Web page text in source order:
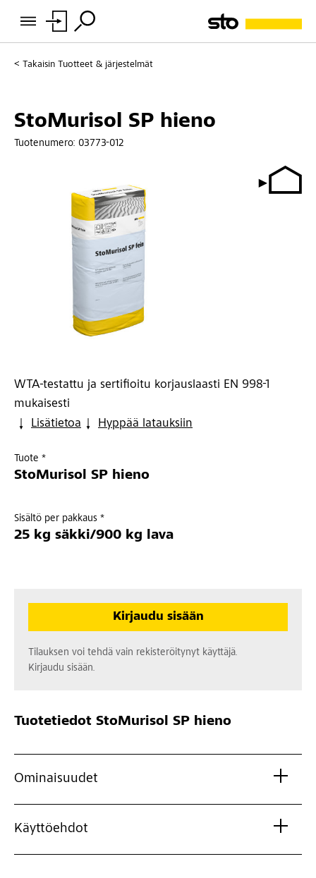
Takaisin Tuotteet & järjestelmät
StoMurisol SP hieno
Tuotenumero: 03773-012
WTA-testattu ja sertifioitu korjauslaasti EN 998-1
mukaisesti
Lisätietoa
Hyppää latauksiin
Tuote *
StoMurisol SP hieno
Sisältö per pakkaus *
25 kg säkki/900 kg lava
Kirjaudu sisään
Tilauksen voi tehdä vain rekisteröitynyt käyttäjä.
Kirjaudu sisään.
Tuotetiedot StoMurisol SP hieno
Ominaisuudet
Käyttöehdot